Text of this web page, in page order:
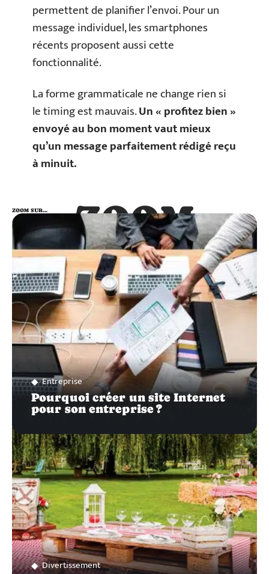
permettent de planifier l’envoi. Pour un
message individuel, les smartphones
récents proposent aussi cette
fonctionnalité.
La forme grammaticale ne change rien si
le timing est mauvais.Un « profitez bien »
envoyé au bon moment vaut mieux
qu’un message parfaitement rédigé reçu
à minuit.
ZOOM
SUR…
ZOOM SUR…
Entreprise
Pourquoi créer un site Internet
pour son entreprise ?
Divertissement